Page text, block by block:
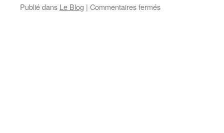
Publié dans Le Blog | Commentaires fermés